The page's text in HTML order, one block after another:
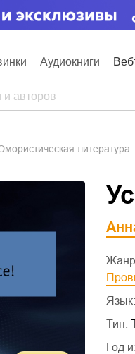
Аудиокниги
юмористическая литература
Язык:
Тип:
Год